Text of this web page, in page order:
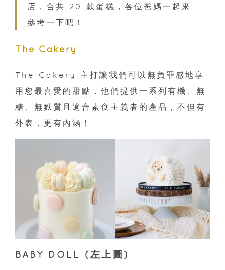
店，合共 20 款蛋糕，各位爸媽一起來
參考一下吧！
The Cakery
The Cakery 主打讓我們可以無負罪感地享
用您最喜愛的甜點，他們提供一系列有機、無
糖、無麩質且適合素食主義者的產品，不但有
外表，更有內涵！
BABY DOLL (左上圖)